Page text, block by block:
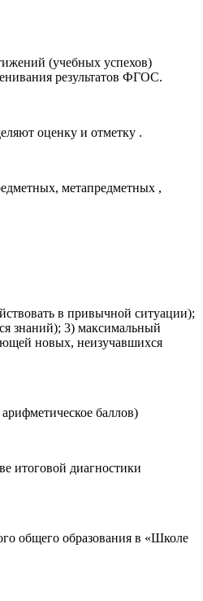
(учебных успехов)
результатов ФГОС.
оценку и отметку .
метапредметных ,
в привычной ситуации);
знаний); 3) максимальный
новых, неизучавшихся
баллов)
итоговой диагностики
общего образования в «Школе